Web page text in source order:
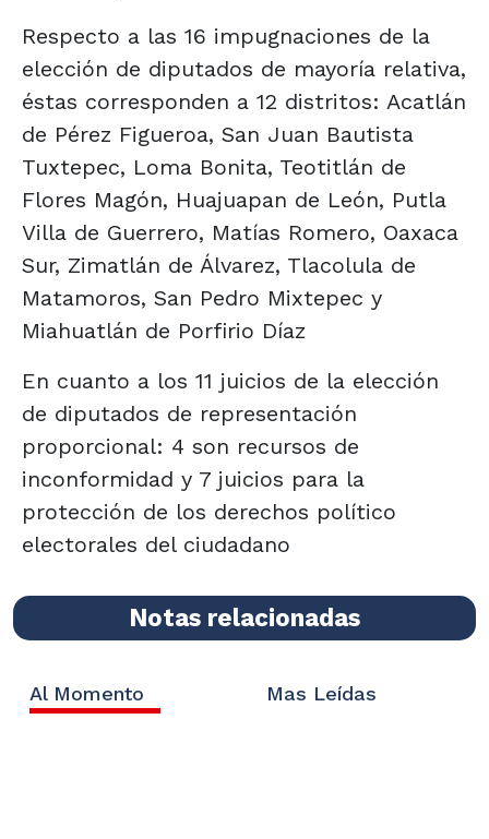
Respecto a las 16 impugnaciones de la
elección de diputados de mayoría relativa,
éstas corresponden a 12 distritos: Acatlán
de Pérez Figueroa, San Juan Bautista
Tuxtepec, Loma Bonita, Teotitlán de
Flores Magón, Huajuapan de León, Putla
Villa de Guerrero, Matías Romero, Oaxaca
Sur, Zimatlán de Álvarez, Tlacolula de
Matamoros, San Pedro Mixtepec y
Miahuatlán de Porfirio Díaz
En cuanto a los 11 juicios de la elección
de diputados de representación
proporcional: 4 son recursos de
inconformidad y 7 juicios para la
protección de los derechos político
electorales del ciudadano
Notas relacionadas
Al Momento Mas Leídas